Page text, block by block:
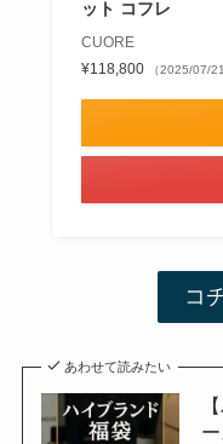
ット コフレ
CUORE
¥118,800
（2025/07/
コ
あわせて読みたい